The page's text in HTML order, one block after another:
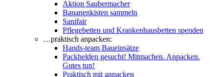
Aktion Saubermacher
Bananenkisten sammeln
Sanifair
Pflegebetten und Krankenhausbetten spenden
…praktisch anpacken:
Hands-team Baueinsätze
Packhelden gesucht! Mitmachen. Anpacken.
Gutes tun!
Praktisch mit anpacken